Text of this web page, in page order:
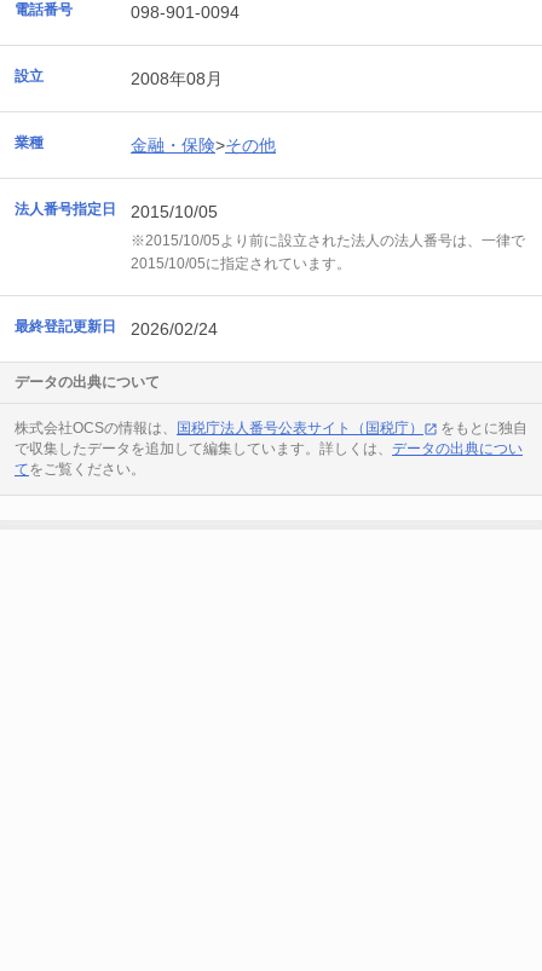
電話番号 098-901-0094
設立 2008年08月
業種 金融・保険>その他
法人番号指定日 2015/10/05
※2015/10/05より前に設立された法人の法人番号は、一律で
2015/10/05に指定されています。
最終登記更新日 2026/02/24
データの出典について
株式会社OCSの情報は、 国税庁法人番号公表サイト（国税庁）
をもとに独自
で収集したデータを追加して編集しています。詳しくは、 データの出典につい
てをご覧ください。